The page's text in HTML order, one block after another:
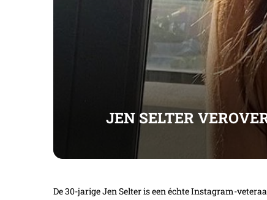
JEN SELTER
De 30-jarige Jen Selter is een échte Instagram-